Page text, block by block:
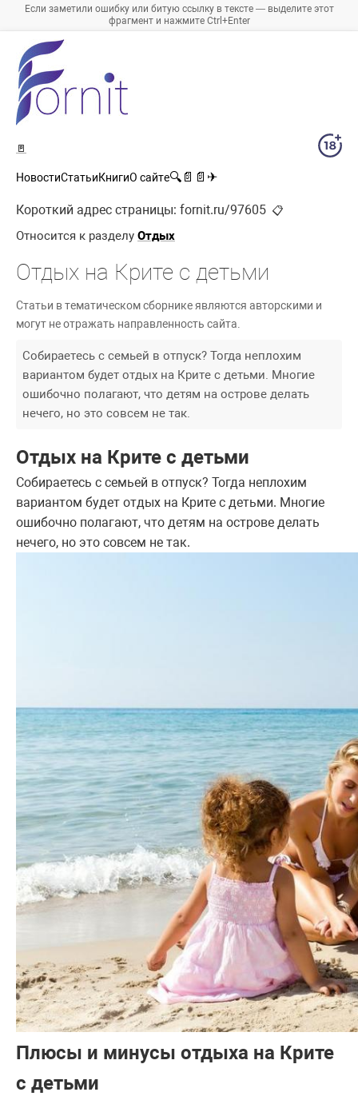
Если заметили ошибку или битую ссылку в тексте — выделите этот
фрагмент и нажмите Ctrl+Enter
🚪
НовостиСтатьиКнигиО сайте🔍 📄 📄 ✈
Короткий адрес страницы: fornit.ru/97605 📋
Относится к разделу Отдых
Отдых на Крите с детьми
Статьи в тематическом сборнике являются авторскими и
могут не отражать направленность сайта.
Собираетесь с семьей в отпуск? Тогда неплохим
вариантом будет отдых на Крите с детьми. Многие
ошибочно полагают, что детям на острове делать
нечего, но это совсем не так.
Отдых на Крите с детьми
Собираетесь с семьей в отпуск? Тогда неплохим
вариантом будет отдых на Крите с детьми. Многие
ошибочно полагают, что детям на острове делать
нечего, но это совсем не так.
Плюсы и минусы отдыха на Крите
с детьми